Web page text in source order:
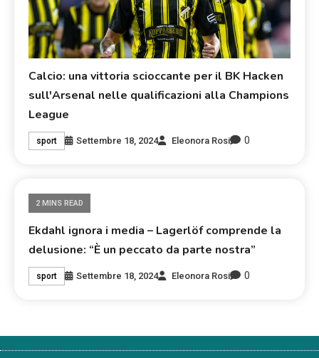
Calcio: una vittoria scioccante per il BK Hacken
sull'Arsenal nelle qualificazioni alla Champions
League
sport Settembre 18, 2024 Eleonora Rosi 0
2 MINS READ
Ekdahl ignora i media – Lagerlöf comprende la
delusione: “È un peccato da parte nostra”
sport Settembre 18, 2024 Eleonora Rosi 0